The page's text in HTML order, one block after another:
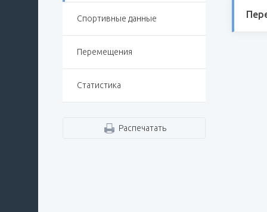
Спортивные данные
Перемещения
Статистика
Распечатать